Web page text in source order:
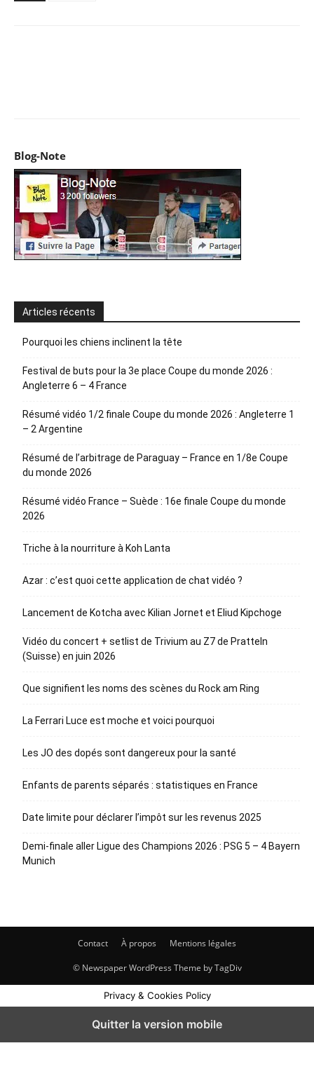
Blog-Note
Articles récents
Pourquoi les chiens inclinent la tête
Festival de buts pour la 3e place Coupe du monde 2026 :
Angleterre 6 – 4 France
Résumé vidéo 1/2 finale Coupe du monde 2026 : Angleterre 1
– 2 Argentine
Résumé de l’arbitrage de Paraguay – France en 1/8e Coupe
du monde 2026
Résumé vidéo France – Suède : 16e finale Coupe du monde
2026
Triche à la nourriture à Koh Lanta
Azar : c’est quoi cette application de chat vidéo ?
Lancement de Kotcha avec Kilian Jornet et Eliud Kipchoge
Vidéo du concert + setlist de Trivium au Z7 de Pratteln
(Suisse) en juin 2026
Que signifient les noms des scènes du Rock am Ring
La Ferrari Luce est moche et voici pourquoi
Les JO des dopés sont dangereux pour la santé
Enfants de parents séparés : statistiques en France
Date limite pour déclarer l’impôt sur les revenus 2025
Demi-finale aller Ligue des Champions 2026 : PSG 5 – 4 Bayern
Munich
Contact À propos Mentions légales
© Newspaper WordPress Theme by TagDiv
Privacy & Cookies Policy
Quitter la version mobile